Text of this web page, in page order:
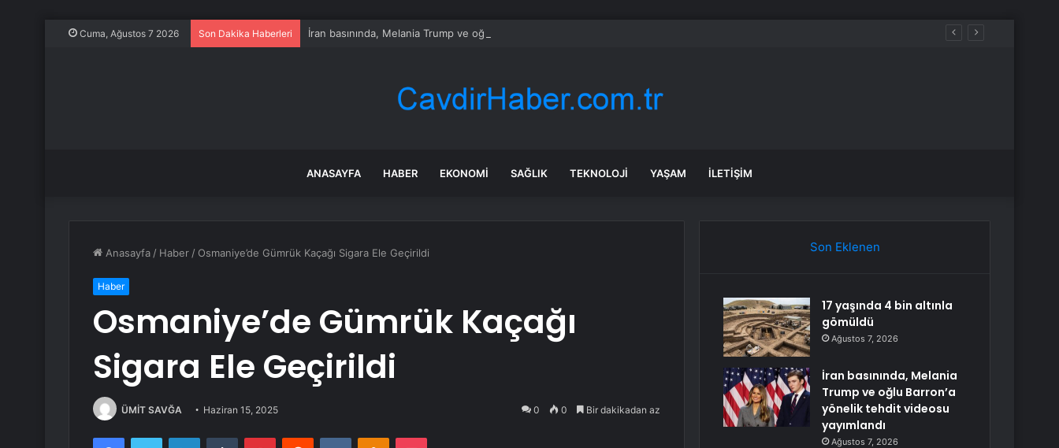
Cuma, Ağustos 7 2026 Son Dakika Haberleri İran basınında, Melania Trump ve oğlu Barron’a yönelik tehdit videosu yayımlandı
ANASAYFA HABER EKONOMI SAĞLIK TEKNOLOJI YAŞAM İLETIŞIM
Anasayfa / Haber / Osmaniye’de Gümrük Kaçağı Sigara Ele Geçirildi
Haber
Osmaniye’de Gümrük Kaçağı
Sigara Ele Geçirildi
ÜMİT SAVĞA Haziran 15, 2025 0 0 Bir dakikadan az
FacebookTwitter LinkedInTumblr PinterestReddit VKontakteOdnoklassniki
Pocket
Son Eklenen
17 yaşında 4 bin altınla
gömüldü
Ağustos 7, 2026
İran basınında, Melania
Trump ve oğlu Barron’a
yönelik tehdit videosu
yayımlandı
Ağustos 7, 2026